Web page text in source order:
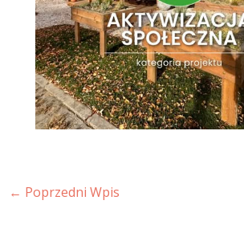
← Poprzedni Wpis